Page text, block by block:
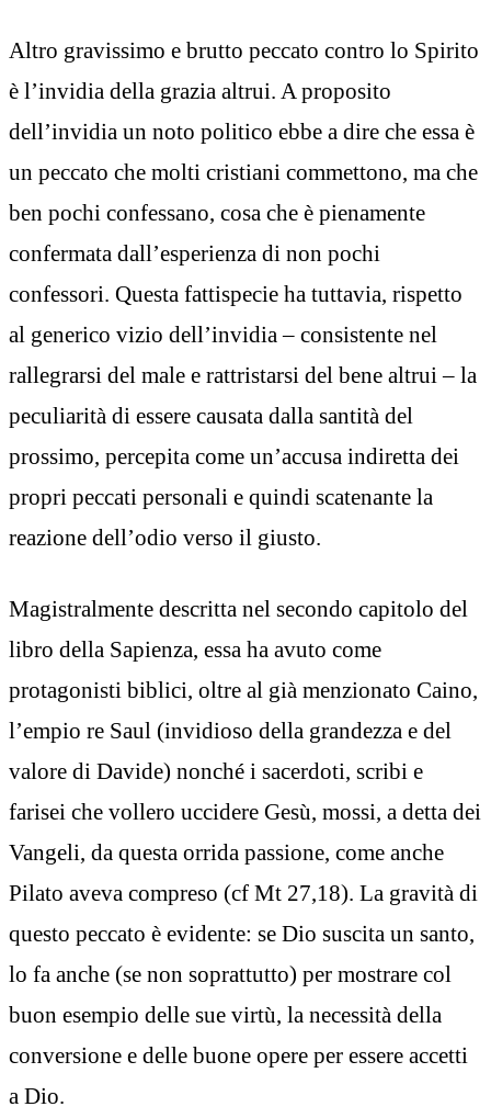
Altro gravissimo e brutto peccato contro lo Spirito
è l’invidia della grazia altrui. A proposito
dell’invidia un noto politico ebbe a dire che essa è
un peccato che molti cristiani commettono, ma che
ben pochi confessano, cosa che è pienamente
confermata dall’esperienza di non pochi
confessori. Questa fattispecie ha tuttavia, rispetto
al generico vizio dell’invidia – consistente nel
rallegrarsi del male e rattristarsi del bene altrui – la
peculiarità di essere causata dalla santità del
prossimo, percepita come un’accusa indiretta dei
propri peccati personali e quindi scatenante la
reazione dell’odio verso il giusto.
Magistralmente descritta nel secondo capitolo del
libro della Sapienza, essa ha avuto come
protagonisti biblici, oltre al già menzionato Caino,
l’empio re Saul (invidioso della grandezza e del
valore di Davide) nonché i sacerdoti, scribi e
farisei che vollero uccidere Gesù, mossi, a detta dei
Vangeli, da questa orrida passione, come anche
Pilato aveva compreso (cf Mt 27,18). La gravità di
questo peccato è evidente: se Dio suscita un santo,
lo fa anche (se non soprattutto) per mostrare col
buon esempio delle sue virtù, la necessità della
conversione e delle buone opere per essere accetti
a Dio.